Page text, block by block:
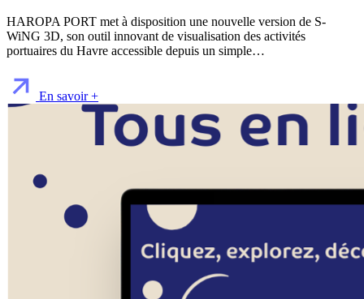
HAROPA PORT met à disposition une nouvelle version de S-
WiNG 3D, son outil innovant de visualisation des activités
portuaires du Havre accessible depuis un simple…
En savoir +